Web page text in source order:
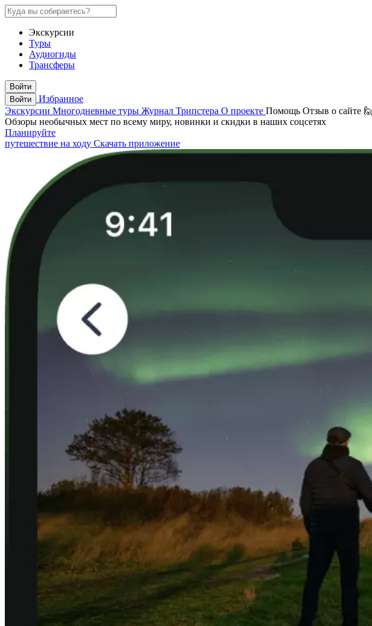
Экскурсии
Туры
Аудиогиды
Трансферы
Войти
Войти
Избранное
Экскурсии Многодневные туры Журнал Трипстера О проекте Помощь Отзыв о сайте 🙋
Обзоры необычных мест по всему миру, новинки и скидки в наших соцсетях
Планируйте
путешествие на ходу Скачать приложение